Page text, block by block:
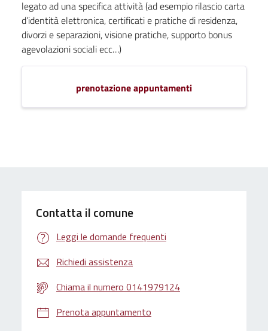
legato ad una specifica attività (ad esempio rilascio carta
d’identità elettronica, certificati e pratiche di residenza,
divorzi e separazioni, visione pratiche, supporto bonus
agevolazioni sociali ecc…)
prenotazione appuntamenti
Contatta il comune
Leggi le domande frequenti
Richiedi assistenza
Chiama il numero 0141979124
Prenota appuntamento